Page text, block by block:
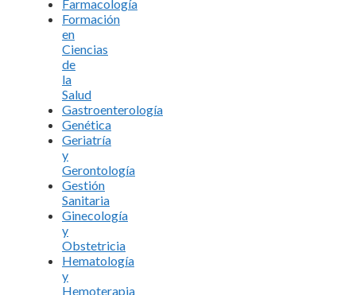
Farmacología
Formación
en
Ciencias
de
la
Salud
Gastroenterología
Genética
Geriatría
y
Gerontología
Gestión
Sanitaria
Ginecología
y
Obstetricia
Hematología
y
Hemoterapia